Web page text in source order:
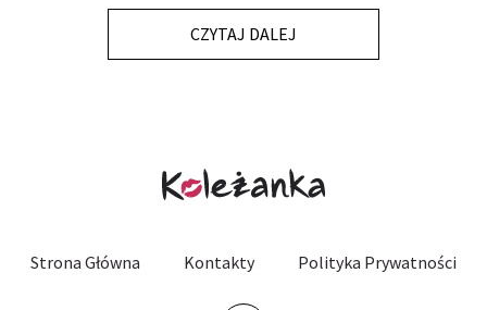
CZYTAJ DALEJ
Strona Główna Kontakty Polityka Prywatności